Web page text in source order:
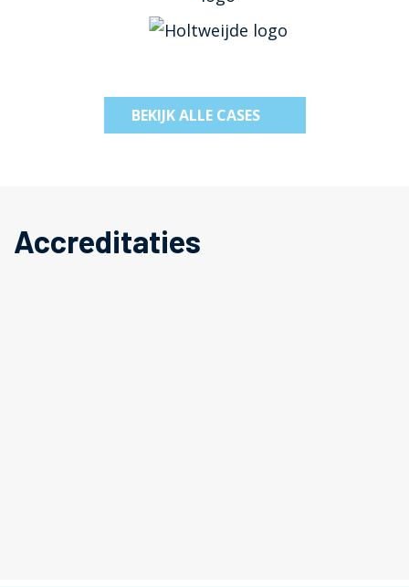
BEKIJK ALLE CASES
Accreditaties